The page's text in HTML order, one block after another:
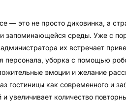
— это не просто диковинка, а
запоминающейся среды. Уже с
их встречает
персонала, уборка с помощью
эмоции и желание
гостиницы как современного и
увеличивает количество